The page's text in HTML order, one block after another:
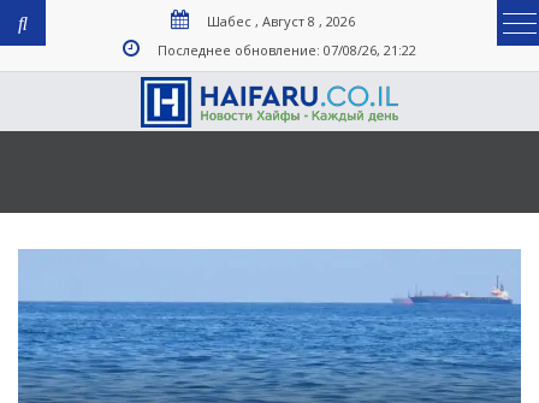
Шабес , Август 8 , 2026
Последнее обновление: 07/08/26, 21:22